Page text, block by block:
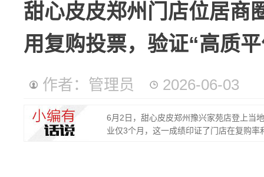
甜心皮皮郑州门店位居商
用复购投票，验证“高质
作者：管理员 2026-06-03
6月2日，甜心皮皮郑州豫兴家苑店登上当
业仅3个月，这一成绩印证了门店在复购率